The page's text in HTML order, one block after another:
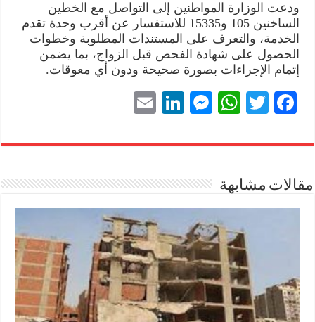
ودعت الوزارة المواطنين إلى التواصل مع الخطين
الساخنين 105 و15335 للاستفسار عن أقرب وحدة تقدم
الخدمة، والتعرف على المستندات المطلوبة وخطوات
الحصول على شهادة الفحص قبل الزواج، بما يضمن
إتمام الإجراءات بصورة صحيحة ودون أي معوقات.
Fa
bo
T
tte
W
ts
pp
M
se
er
Li
ed
ail
مقالات مشابهة